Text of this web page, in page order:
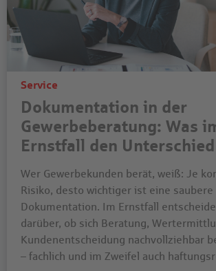
Service
Dokumentation in der
Gewerbeberatung: Was
Ernstfall den
Wer Gewerbekunden berät, weiß: Je
Risiko, desto wichtiger ist eine saubere
Dokumentation. Im Ernstfall
darüber, ob sich Beratung,
Kundenentscheidung nachvollziehbar
– fachlich und im Zweifel auch